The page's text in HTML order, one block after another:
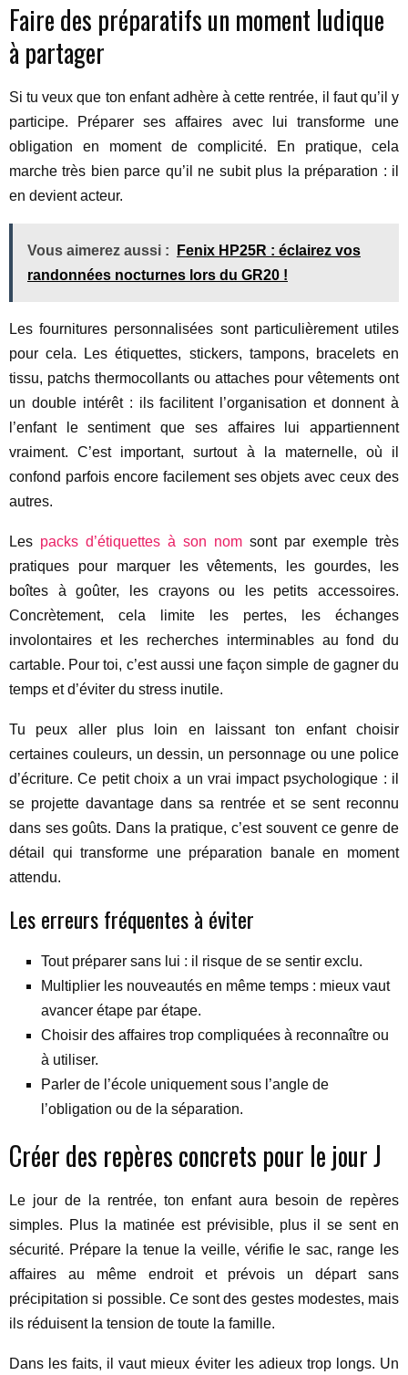
Faire des préparatifs un moment ludique
à partager
Si tu veux que ton enfant adhère à cette rentrée, il faut qu’il y
participe. Préparer ses affaires avec lui transforme une
obligation en moment de complicité. En pratique, cela
marche très bien parce qu’il ne subit plus la préparation : il
en devient acteur.
Vous aimerez aussi :
Fenix HP25R : éclairez vos
randonnées nocturnes lors du GR20 !
Les fournitures personnalisées sont particulièrement utiles
pour cela. Les étiquettes, stickers, tampons, bracelets en
tissu, patchs thermocollants ou attaches pour vêtements ont
un double intérêt : ils facilitent l’organisation et donnent à
l’enfant le sentiment que ses affaires lui appartiennent
vraiment. C’est important, surtout à la maternelle, où il
confond parfois encore facilement ses objets avec ceux des
autres.
Les packs d’étiquettes à son nom sont par exemple très
pratiques pour marquer les vêtements, les gourdes, les
boîtes à goûter, les crayons ou les petits accessoires.
Concrètement, cela limite les pertes, les échanges
involontaires et les recherches interminables au fond du
cartable. Pour toi, c’est aussi une façon simple de gagner du
temps et d’éviter du stress inutile.
Tu peux aller plus loin en laissant ton enfant choisir
certaines couleurs, un dessin, un personnage ou une police
d’écriture. Ce petit choix a un vrai impact psychologique : il
se projette davantage dans sa rentrée et se sent reconnu
dans ses goûts. Dans la pratique, c’est souvent ce genre de
détail qui transforme une préparation banale en moment
attendu.
Les erreurs fréquentes à éviter
Tout préparer sans lui : il risque de se sentir exclu.
Multiplier les nouveautés en même temps : mieux vaut
avancer étape par étape.
Choisir des affaires trop compliquées à reconnaître ou
à utiliser.
Parler de l’école uniquement sous l’angle de
l’obligation ou de la séparation.
Créer des repères concrets pour le jour J
Le jour de la rentrée, ton enfant aura besoin de repères
simples. Plus la matinée est prévisible, plus il se sent en
sécurité. Prépare la tenue la veille, vérifie le sac, range les
affaires au même endroit et prévois un départ sans
précipitation si possible. Ce sont des gestes modestes, mais
ils réduisent la tension de toute la famille.
Dans les faits, il vaut mieux éviter les adieux trop longs. Un